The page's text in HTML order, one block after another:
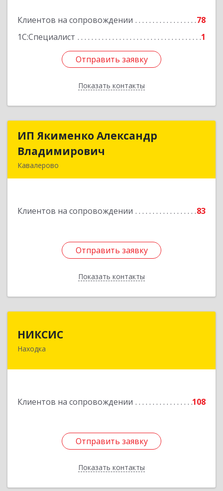
Клиентов на сопровождении
78
1С:Специалист
1
Отправить заявку
Показать контакты
Подробнее
Отправить заявку
Назад
ИП Якименко Александр
Владимирович
Кавалерово
Клиентов на сопровождении 83
Отправить заявку
Показать контакты
ИП Якименко Александр
Подробнее
Отправить заявку
Назад
НИКСИС
Находка
Клиентов на сопровождении 108
Отправить заявку
Показать контакты
Отправить заявку
Назад